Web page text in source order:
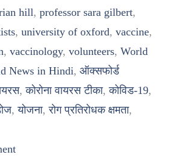
hill, professor sara gilbert,
, university of oxford, vaccine,
, vaccinology, volunteers, World
News in Hindi, ऑक्सफोर्ड
,कोरोना वायरस टीका,कोविड-19,
,योजना,रोग प्रतिरोधक क्षमता,